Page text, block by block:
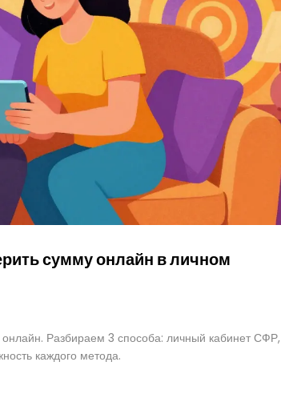
сумму онлайн в личном
онлайн. Разбираем 3 способа: личный кабинет СФР,
каждого метода.